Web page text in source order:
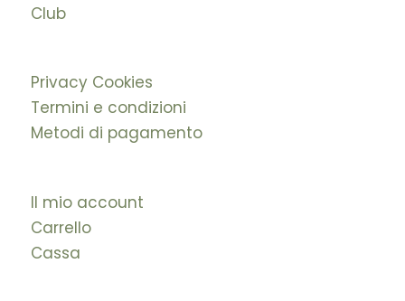
Club
Privacy Cookies
Termini e condizioni
Metodi di pagamento
Il mio account
Carrello
Cassa